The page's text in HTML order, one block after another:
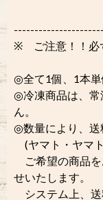
※ ご注意！！必
◎全て1個、1本単
◎冷凍商品は、常
ん。
◎数量により、送
(ヤマト・ヤマ
ご希望の商品を
せいたします。
システム上、送